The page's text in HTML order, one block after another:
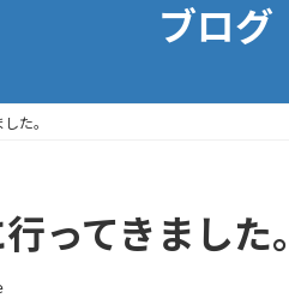
ブログ
た。
ってきました。